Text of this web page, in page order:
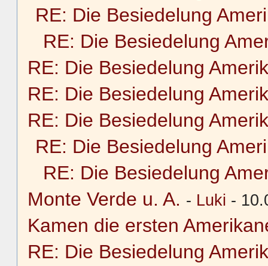
RE: Die Besiedelung
RE: Die Besiedelung
RE: Die Besiedelung
RE: Die Besiedelung
RE: Die Besiedelung
RE: Die Besiedelung
RE: Die Besiedelung
Monte Verde u. A. - Luki -
Kamen die ersten
RE: Die Besiedelung